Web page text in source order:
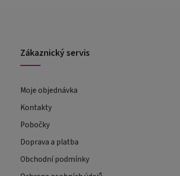
Zákaznický servis
Moje objednávka
Kontakty
Pobočky
Doprava a platba
Obchodní podmínky